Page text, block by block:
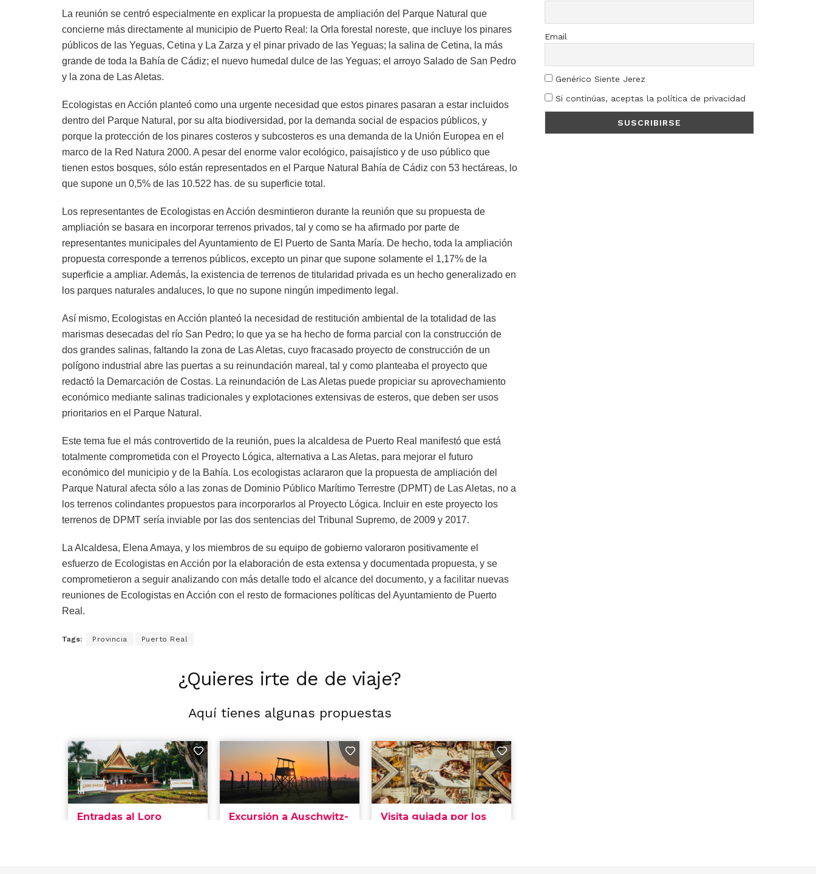
La reunión se centró especialmente en explicar la propuesta de ampliación del Parque Natural que
concierne más directamente al municipio de Puerto Real: la Orla forestal noreste, que incluye los pinares
públicos de las Yeguas, Cetina y La Zarza y el pinar privado de las Yeguas; la salina de Cetina, la más
grande de toda la Bahía de Cádiz; el nuevo humedal dulce de las Yeguas; el arroyo Salado de San Pedro
y la zona de Las Aletas.
Ecologistas en Acción planteó como una urgente necesidad que estos pinares pasaran a estar incluidos
dentro del Parque Natural, por su alta biodiversidad, por la demanda social de espacios públicos, y
porque la protección de los pinares costeros y subcosteros es una demanda de la Unión Europea en el
marco de la Red Natura 2000. A pesar del enorme valor ecológico, paisajístico y de uso público que
tienen estos bosques, sólo están representados en el Parque Natural Bahía de Cádiz con 53 hectáreas, lo
que supone un 0,5% de las 10.522 has. de su superficie total.
Los representantes de Ecologistas en Acción desmintieron durante la reunión que su propuesta de
ampliación se basara en incorporar terrenos privados, tal y como se ha afirmado por parte de
representantes municipales del Ayuntamiento de El Puerto de Santa María. De hecho, toda la ampliación
propuesta corresponde a terrenos públicos, excepto un pinar que supone solamente el 1,17% de la
superficie a ampliar. Además, la existencia de terrenos de titularidad privada es un hecho generalizado en
los parques naturales andaluces, lo que no supone ningún impedimento legal.
Así mismo, Ecologistas en Acción planteó la necesidad de restitución ambiental de la totalidad de las
marismas desecadas del río San Pedro; lo que ya se ha hecho de forma parcial con la construcción de
dos grandes salinas, faltando la zona de Las Aletas, cuyo fracasado proyecto de construcción de un
polígono industrial abre las puertas a su reinundación mareal, tal y como planteaba el proyecto que
redactó la Demarcación de Costas. La reinundación de Las Aletas puede propiciar su aprovechamiento
económico mediante salinas tradicionales y explotaciones extensivas de esteros, que deben ser usos
prioritarios en el Parque Natural.
Este tema fue el más controvertido de la reunión, pues la alcaldesa de Puerto Real manifestó que está
totalmente comprometida con el Proyecto Lógica, alternativa a Las Aletas, para mejorar el futuro
económico del municipio y de la Bahía. Los ecologistas aclararon que la propuesta de ampliación del
Parque Natural afecta sólo a las zonas de Dominio Público Marítimo Terrestre (DPMT) de Las Aletas, no a
los terrenos colindantes propuestos para incorporarlos al Proyecto Lógica. Incluir en este proyecto los
terrenos de DPMT sería inviable por las dos sentencias del Tribunal Supremo, de 2009 y 2017.
La Alcaldesa, Elena Amaya, y los miembros de su equipo de gobierno valoraron positivamente el
esfuerzo de Ecologistas en Acción por la elaboración de esta extensa y documentada propuesta, y se
comprometieron a seguir analizando con más detalle todo el alcance del documento, y a facilitar nuevas
reuniones de Ecologistas en Acción con el resto de formaciones políticas del Ayuntamiento de Puerto
Real.
Tags: Provincia Puerto Real
¿Quieres irte de de viaje?
Aquí tienes algunas propuestas
Email
Genérico Siente Jerez
Si continúas, aceptas la política de privacidad